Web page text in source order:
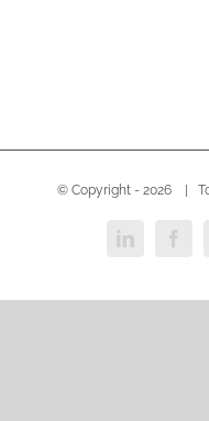
© Copyright - 2026 |
LinkedIn